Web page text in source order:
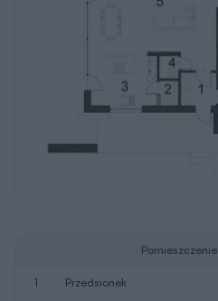
Pomieszczenie
1 przedsionek